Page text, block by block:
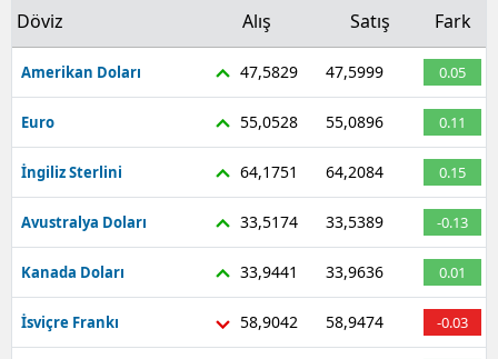
Döviz Alış Satış Fark
Amerikan Doları 47,5829 47,5999 0.05
Euro 55,0528 55,0896 0.11
İngiliz Sterlini 64,1751 64,2084 0.15
Avustralya Doları 33,5174 33,5389 -0.13
Kanada Doları 33,9441 33,9636 0.01
İsviçre Frankı 58,9042 58,9474 -0.03